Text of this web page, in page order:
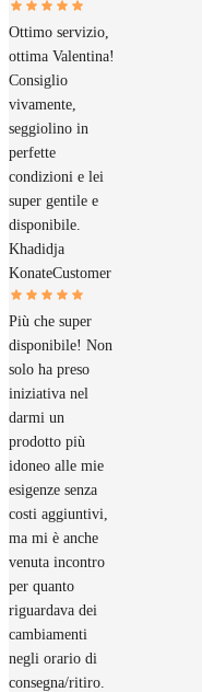
Ottimo servizio,
ottima Valentina!
Consiglio
vivamente,
seggiolino in
perfette
condizioni e lei
super gentile e
disponibile.
Khadidja
KonateCustomer
Più che super
disponibile! Non
solo ha preso
iniziativa nel
darmi un
prodotto più
idoneo alle mie
esigenze senza
costi aggiuntivi,
ma mi è anche
venuta incontro
per quanto
riguardava dei
cambiamenti
negli orario di
consegna/ritiro.